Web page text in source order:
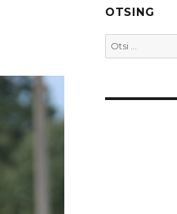
OTSING
Otsi: